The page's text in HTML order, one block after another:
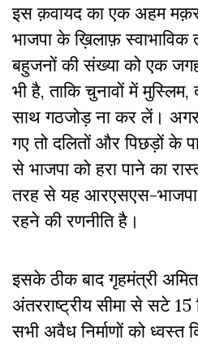
इस क़वायद का एक अहम
भाजपा के ख़िलाफ़
बहुजनों की संख्या को एक
भी है, ताकि चुनावों में
साथ गठजोड़ ना कर लें।
गए तो दलितों और पिछड़ों के
से भाजपा को हरा पाने का
तरह से यह आरएसएस-भाजपा
रहने की रणनीति है।
इसके ठीक बाद गृहमंत्री
अंतरराष्ट्रीय सीमा से सटे
सभी अवैध निर्माणों को ध्वस्त